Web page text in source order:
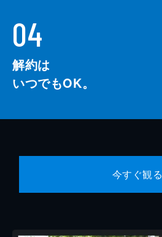
04
解約は
いつでもOK。
今すぐ観る